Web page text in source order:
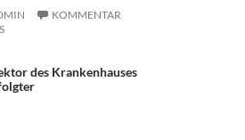
KOMMENTAR
des Krankenhauses